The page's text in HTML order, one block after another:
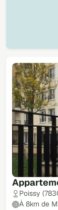
Poissy
À 8km de